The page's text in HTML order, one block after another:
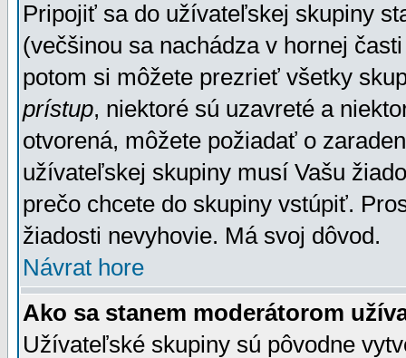
Pripojiť sa do užívateľskej skupiny
(večšinou sa nachádza v hornej
potom si môžete prezrieť všetky
prístup, niektoré sú uzavreté a
otvorená, môžete požiadať o
užívateľskej skupiny musí Vašu
prečo chcete do skupiny vstúpiť.
žiadosti nevyhovie. Má svoj dôvod.
Návrat hore
Ako sa stanem moderátorom
Užívateľské skupiny sú pôvodne